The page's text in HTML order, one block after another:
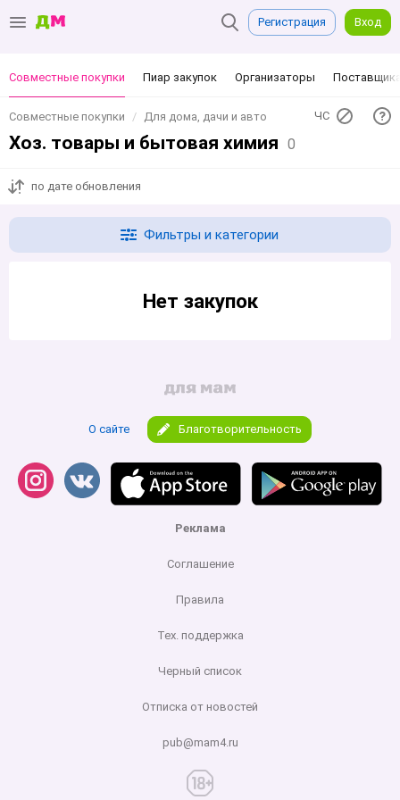
Регистрация Вход
Совместные покупки Пиар закупок Организаторы
ЧС
Совместные покупки Для дома, дачи и авто
Хоз. товары и бытовая химия 0
по дате обновления
Фильтры и категории
Нет закупок
О сайте Благотворительность
Реклама
Соглашение
Правила
Тех. поддержка
Черный список
Отписка от новостей
pub@mam4.ru